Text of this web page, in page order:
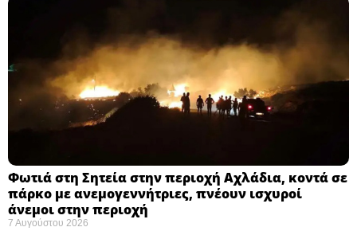
Φωτιά στη Σητεία στην περιοχή Αχλάδια, κοντά σε
πάρκο με ανεμογεννήτριες, πνέουν ισχυροί
άνεμοι στην περιοχή
7 Αυγούστου 2026